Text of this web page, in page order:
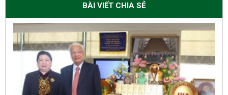
BÀI VIẾT CHIA SẺ